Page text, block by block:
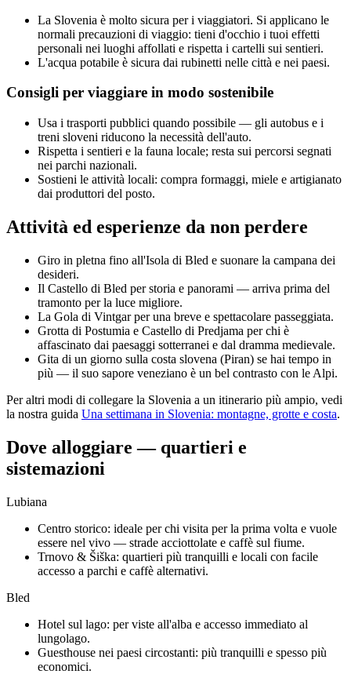
La Slovenia è molto sicura per i viaggiatori. Si applicano le
normali precauzioni di viaggio: tieni d'occhio i tuoi effetti
personali nei luoghi affollati e rispetta i cartelli sui sentieri.
L'acqua potabile è sicura dai rubinetti nelle città e nei paesi.
Consigli per viaggiare in modo sostenibile
Usa i trasporti pubblici quando possibile — gli autobus e i
treni sloveni riducono la necessità dell'auto.
Rispetta i sentieri e la fauna locale; resta sui percorsi segnati
nei parchi nazionali.
Sostieni le attività locali: compra formaggi, miele e artigianato
dai produttori del posto.
Attività ed esperienze da non perdere
Giro in pletna fino all'Isola di Bled e suonare la campana dei
desideri.
Il Castello di Bled per storia e panorami — arriva prima del
tramonto per la luce migliore.
La Gola di Vintgar per una breve e spettacolare passeggiata.
Grotta di Postumia e Castello di Predjama per chi è
affascinato dai paesaggi sotterranei e dal dramma medievale.
Gita di un giorno sulla costa slovena (Piran) se hai tempo in
più — il suo sapore veneziano è un bel contrasto con le Alpi.
Per altri modi di collegare la Slovenia a un itinerario più ampio, vedi
la nostra guida Una settimana in Slovenia: montagne, grotte e costa.
Dove alloggiare — quartieri e
sistemazioni
Lubiana
Centro storico: ideale per chi visita per la prima volta e vuole
essere nel vivo — strade acciottolate e caffè sul fiume.
Trnovo & Šiška: quartieri più tranquilli e locali con facile
accesso a parchi e caffè alternativi.
Bled
Hotel sul lago: per viste all'alba e accesso immediato al
lungolago.
Guesthouse nei paesi circostanti: più tranquilli e spesso più
economici.